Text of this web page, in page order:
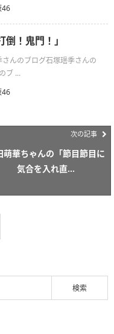
46
！鬼門！」
んのブログ石塚瑶季さんの
ブ ...
46
次の記事
萌華ちゃんの「節目節目に
気合を入れ直...